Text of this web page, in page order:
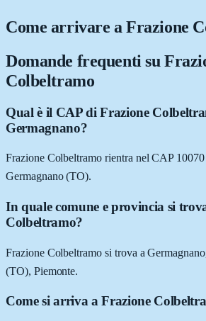
Come arrivare aFrazione
Domande frequenti su
Colbeltramo
Qual è il CAP di Frazione
Germagnano?
Frazione Colbeltramo rientra nel CAP
Germagnano (TO).
In quale comune e provincia si
Colbeltramo?
Frazione Colbeltramo si trova a
(TO), Piemonte.
Come si arriva a Frazione